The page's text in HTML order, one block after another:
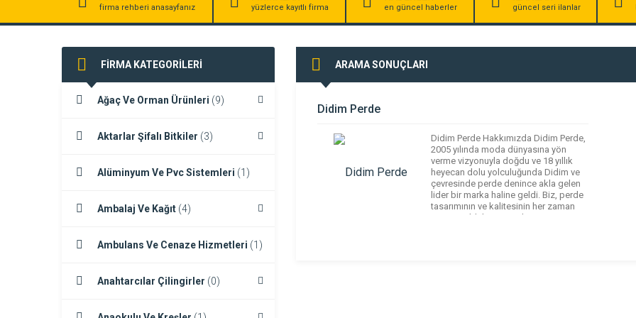
firma rehberi anasayfanız yüzlerce kayıtlı firma en güncel haberler güncel seri ilanlar
FİRMA KATEGORİLERİ
Ağaç Ve Orman Ürünleri (9)
Aktarlar Şifalı Bitkiler (3)
Alüminyum Ve Pvc Sistemleri (1)
Ambalaj Ve Kağıt (4)
Ambulans Ve Cenaze Hizmetleri (1)
Anahtarcılar Çilingirler (0)
ARAMA SONUÇLARI
Didim Perde
Didim Perde Hakkımızda Didim Perde,
2005 yılında moda dünyasına yön
verme vizyonuyla doğdu ve 18 yıllık
heyecan dolu yolculuğunda Didim ve
çevresinde perde denince akla gelen
lider bir marka haline geldi. Biz, perde
tasarımının ve kalitesinin her zaman
öncüsü olduk. Müşterilerimizin